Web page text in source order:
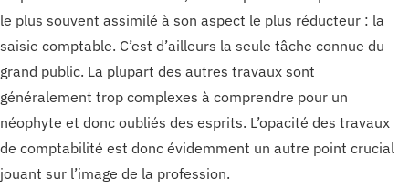
le plus souvent assimilé à son aspect le plus réducteur : la
saisie comptable. C’est d’ailleurs la seule tâche connue du
grand public. La plupart des autres travaux sont
généralement trop complexes à comprendre pour un
néophyte et donc oubliés des esprits. L’opacité des travaux
de comptabilité est donc évidemment un autre point crucial
jouant sur l’image de la profession.